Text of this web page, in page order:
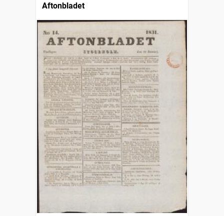
Aftonbladet